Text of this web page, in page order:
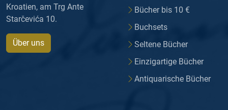
Kroatien, am Trg Ante
Starčevića 10.
Über uns
Bücher bis 10 €
Buchsets
Seltene Bücher
Einzigartige Bücher
Antiquarische Bücher